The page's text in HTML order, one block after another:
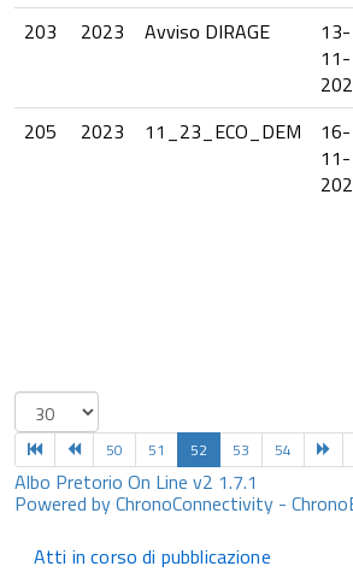
203
2023 Avviso DIRAGE
13-
11-
205
2023 11_23_ECO_DEM
16-
11-
50 51 52 53 54
Albo Pretorio On Line v2 1.7.1
Powered by ChronoConnectivity -
Atti in corso di pubblicazione